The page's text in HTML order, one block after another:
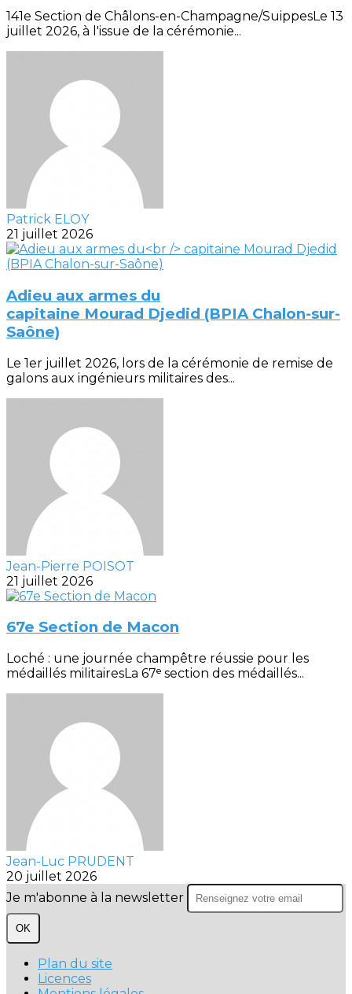
141e Section de Châlons-en-Champagne/SuippesLe 13
juillet 2026, à l'issue de la cérémonie...
Patrick ELOY
21 juillet 2026
Adieu aux armes du
capitaine Mourad Djedid (BPIA Chalon-sur-
Saône)
Le 1er juillet 2026, lors de la cérémonie de remise de
galons aux ingénieurs militaires des...
Jean-Pierre POISOT
21 juillet 2026
67e Section de Macon
Loché : une journée champêtre réussie pour les
médaillés militairesLa 67ᵉ section des médaillés...
Jean-Luc PRUDENT
20 juillet 2026
Je m'abonne à la newsletter
OK
Plan du site
Licences